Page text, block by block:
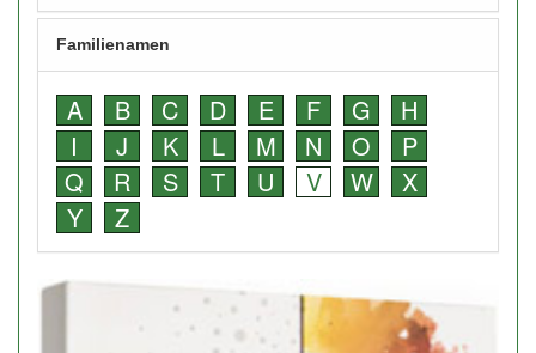
Familienamen
A B C D E F G
H
I
J K L M N O
P
Q
R S T U V W
X
Y
Z